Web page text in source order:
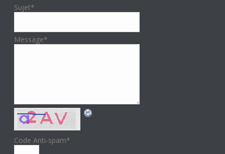
Sujet*
Message*
Code Anti-spam*